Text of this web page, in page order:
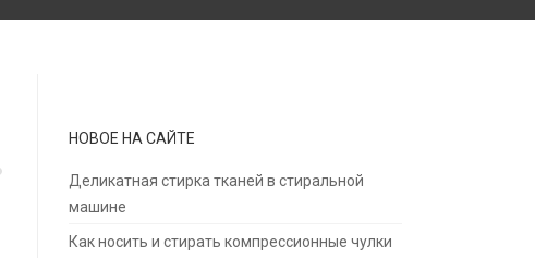
НОВОЕ НА САЙТЕ
Деликатная стирка тканей в стиральной
машине
Как носить и стирать компрессионные чулки